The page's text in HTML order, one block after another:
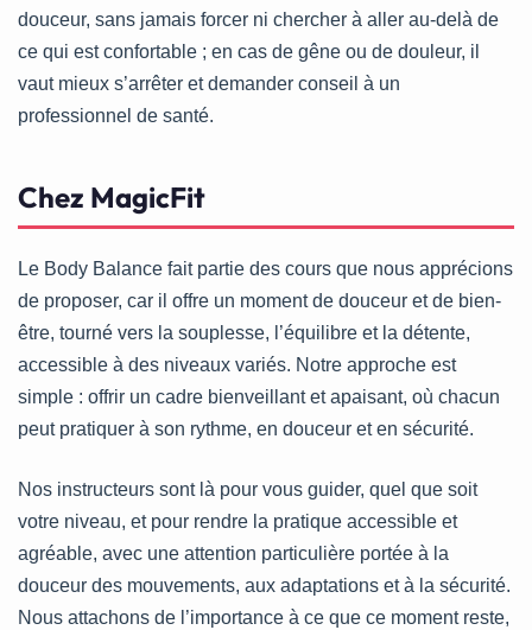
douceur, sans jamais forcer ni chercher à aller au-delà de
ce qui est confortable ; en cas de gêne ou de douleur, il
vaut mieux s’arrêter et demander conseil à un
professionnel de santé.
Chez MagicFit
Le Body Balance fait partie des cours que nous apprécions
de proposer, car il offre un moment de douceur et de bien-
être, tourné vers la souplesse, l’équilibre et la détente,
accessible à des niveaux variés. Notre approche est
simple : offrir un cadre bienveillant et apaisant, où chacun
peut pratiquer à son rythme, en douceur et en sécurité.
Nos instructeurs sont là pour vous guider, quel que soit
votre niveau, et pour rendre la pratique accessible et
agréable, avec une attention particulière portée à la
douceur des mouvements, aux adaptations et à la sécurité.
Nous attachons de l’importance à ce que ce moment reste,